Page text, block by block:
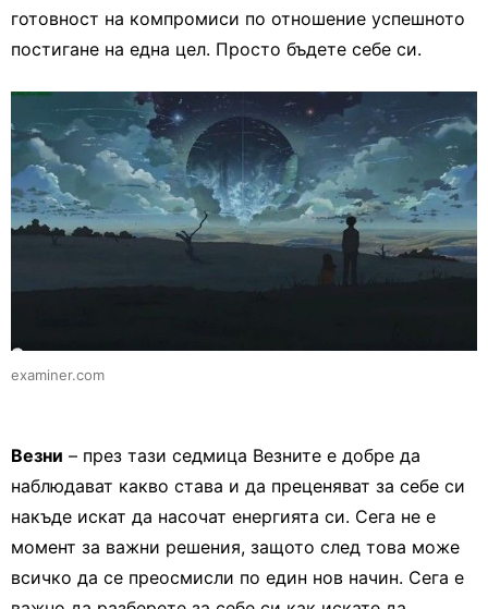
готовност на компромиси по отношение успешното
постигане на една цел. Просто бъдете себе си.
examiner.com
Везни – през тази седмица Везните е добре да
наблюдават какво става и да преценяват за себе си
накъде искат да насочат енергията си. Сега не е
момент за важни решения, защото след това може
всичко да се преосмисли по един нов начин. Сега е